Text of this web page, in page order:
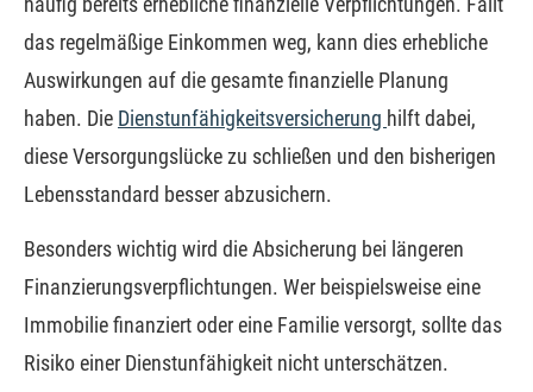
das regelmäßige Einkommen weg, kann dies erhebliche
Auswirkungen auf die gesamte finanzielle Planung
haben. Die Dienstunfähigkeitsversicherung hilft dabei,
diese Versorgungslücke zu schließen und den bisherigen
Lebensstandard besser abzusichern.
Besonders wichtig wird die Absicherung bei längeren
Finanzierungsverpflichtungen. Wer beispielsweise eine
Immobilie finanziert oder eine Familie versorgt, sollte das
Risiko einer Dienstunfähigkeit nicht unterschätzen.